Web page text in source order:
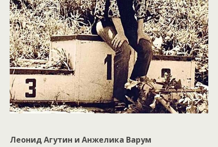
Леонид Агутин и Анжелика Варум